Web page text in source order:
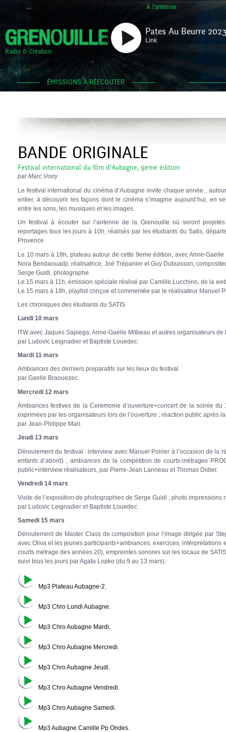
À l'antenne
Radio & Création
Pates Au Beurre
Link
ÉMISSIONS À RÉECOUTER
BANDE ORIGINALE
Festival international du film d’Aubagne, 9eme édition
par Marc Voiry
Le festival international du cinéma d’Aubagne invite chaque année ,
entier, à découvrir les façons dont le cinéma s’imagine aujourd’hui, en
entre les sons, les musiques et les images.
Un festival à écouter sur l’antenne de la Grenouille où seront
reportages tous les jours à 10h, réalisés par les étudiants du Satis,
Provence
Le 10 mars à 18h, plateau autour de cette 9eme édition, avec Anne-
Nora Bendaouadji, réalisatrice, Joé Trépanier et Guy Dubuisson,
Serge Guidi, photographe.
Le 15 mars à 11h, émission spéciale réalisé par Camille Lucchino, de la
Le 15 mars à 18h, playlist conçue et commentée par le réalisateur Manuel
Les chroniques des étudiants du SATIS
Lundi 10 mars
ITW avec Jaques Sapiega, Anne-Gaëlle Milbeau et autres organisateurs de
par Ludovic Leignadier et Baptiste Louedec.
Mardi 11 mars
Ambiances des derniers preparatifs sur les lieux du festival
par Gaelle Braouezec.
Mercredi 12 mars
Ambiances festives de la Ceremonie d’ouverture+concert de la soirée
exprimées par les organisateurs lors de l’ouverture ; réaction public après
par Jean-Philippe Mari.
Jeudi 13 mars
Déroulement du festival : interview avec Manuel Poirier à l’occasion de la
enfants d’abord) ; ambiances de la compétition de courts-métrages
public+interview réalisateurs, par Pierre-Jean Lanneau et Thomas Didier.
Vendredi 14 mars
Visite de l’exposition de photographies de Serge Guidi ; photo impressions
par Ludovic Leignadier et Baptiste Louedec .
Samedi 15 mars
Déroulement de Master Class de composition pour l’image dirigée par
avec Oliva et les jeunes participants+ambiances, exercices, intérprétations
courts métrage des années 20), empreintes sonores sur les locaux de SATIS
suivi tous les jours par Agata Lopko (du 9 au 13 mars).
Mp3 Plateau Aubagne-2.
Mp3 Chro Lundi Aubagne.
Mp3 Chro Aubagne Mardi.
Mp3 Chro Aubagne Mercredi.
Mp3 Chro Aubagne Jeudi.
Mp3 Chro Aubagne Vendredi.
Mp3 Chro Aubagne Samedi.
Mp3 Aubagne Camille Pp Ondes.